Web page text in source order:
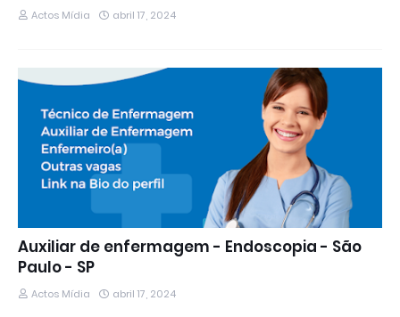
Actos Mídia abril 17, 2024
Auxiliar de enfermagem - Endoscopia - São
Paulo - SP
Actos Mídia abril 17, 2024